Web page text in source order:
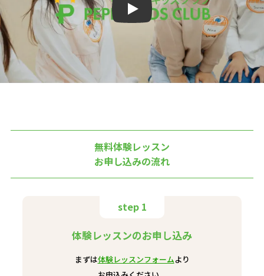
Play
無料体験レッスン
お申し込みの流れ
step 1
体験レッスンのお申し込み
まずは体験レッスンフォームより